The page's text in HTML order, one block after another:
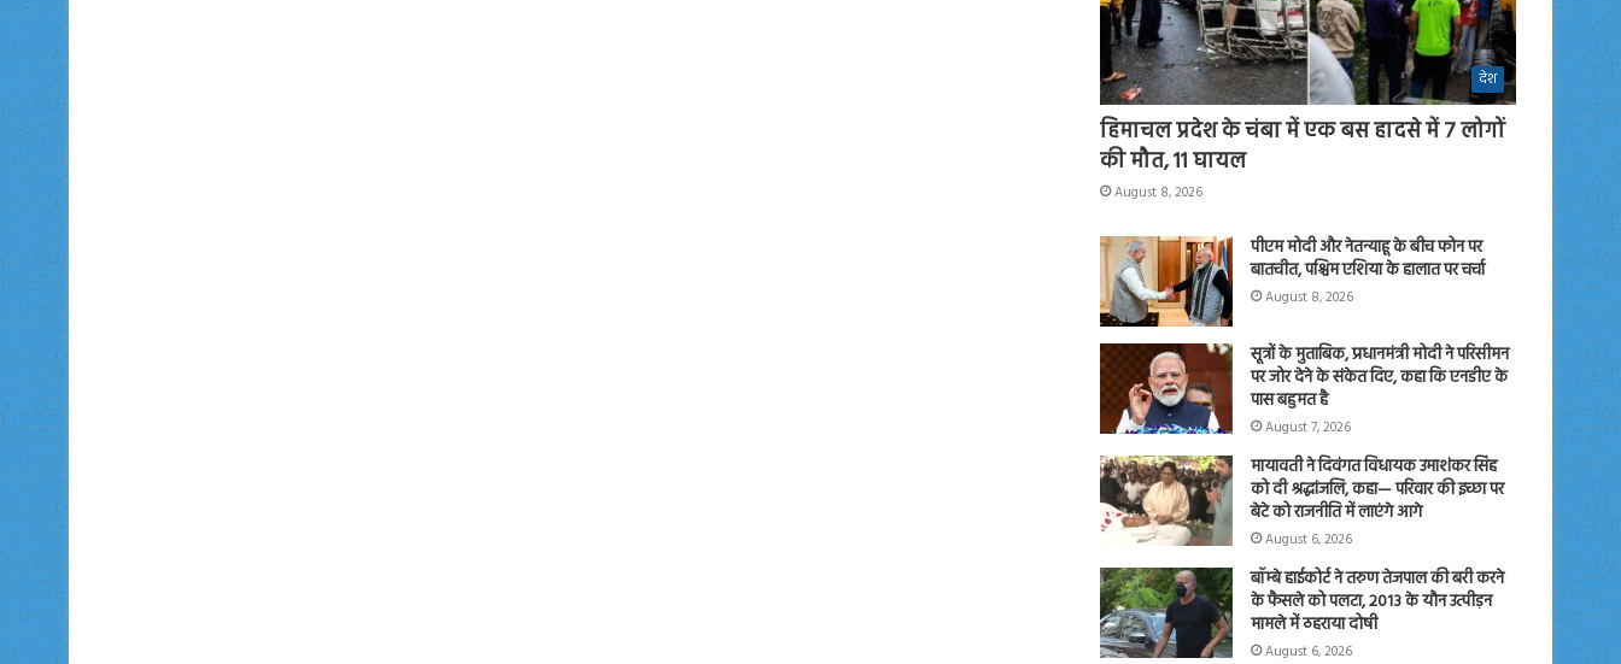
देश
हिमाचल प्रदेश के चंबा में एक बस हादसे में 7 लोगों
की मौत, 11 घायल
August 8, 2026
पीएम मोदी और नेतन्याहू के बीच फोन पर
बातचीत, पश्चिम एशिया के हालात पर चर्चा
August 8, 2026
सूत्रों के मुताबिक, प्रधानमंत्री मोदी ने परिसीमन
पर जोर देने के संकेत दिए, कहा कि एनडीए के
पास बहुमत है
August 7, 2026
मायावती ने दिवंगत विधायक उमाशंकर सिंह
को दी श्रद्धांजलि, कहा— परिवार की इच्छा पर
बेटे को राजनीति में लाएंगे आगे
August 6, 2026
बॉम्बे हाईकोर्ट ने तरुण तेजपाल की बरी करने
के फैसले को पलटा, 2013 के यौन उत्पीड़न
मामले में ठहराया दोषी
August 6, 2026